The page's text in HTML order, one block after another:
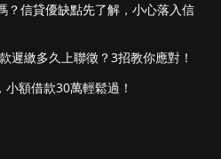
？信貸優缺點先了解，小心落入信
遲繳多久上聯徵？3招教你應對！
額借款30萬輕鬆過！